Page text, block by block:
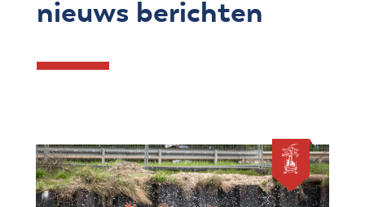
nieuws berichten